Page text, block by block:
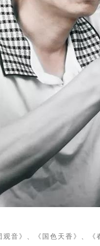
音》、《国色天香》、